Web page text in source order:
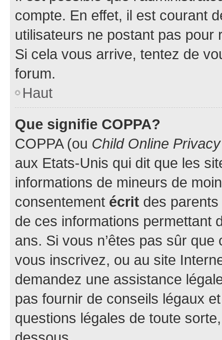
compte. En effet, il est courant
utilisateurs ne postant pas pour
Si cela vous arrive, tentez de
forum.
Haut
Que signifie COPPA?
COPPA (ou Child Online
aux Etats-Unis qui dit que les
informations de mineurs de
consentement écrit des parents
de ces informations permettant
ans. Si vous n’êtes pas sûr
vous inscrivez, ou au site
demandez une assistance
pas fournir de conseils légaux
questions légales de toute